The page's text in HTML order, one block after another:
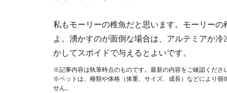
私もモーリーの稚魚だと思います。モーリー
よ。湧かすのが面倒な場合は、アルテミアか
かしてスポイドで与えるとよいです。
※記事内容は執筆時点のものです。最新の内容をご確認くださ
※ペットは、種類や体格（体重、サイズ、成長）などにより
せん。